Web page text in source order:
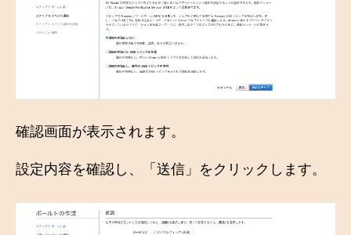
確認画面が表示されます。
設定内容を確認し、「送信」をクリックします。